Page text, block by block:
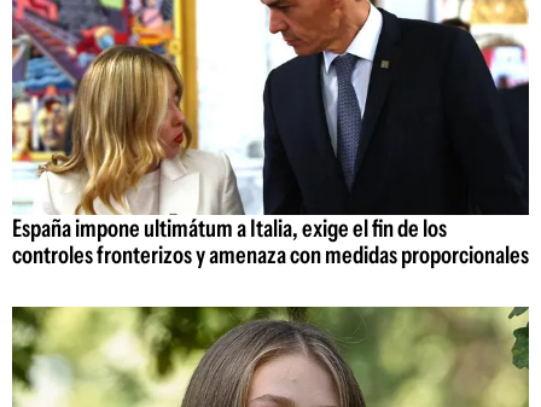
España impone ultimátum a Italia, exige el fin de los
controles fronterizos y amenaza con medidas proporcionales